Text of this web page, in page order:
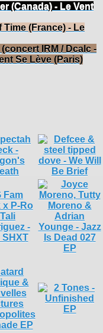
(Canada) - Le Vent
(France) - Le
IRM / Dcalc -
Se Lève (Paris)